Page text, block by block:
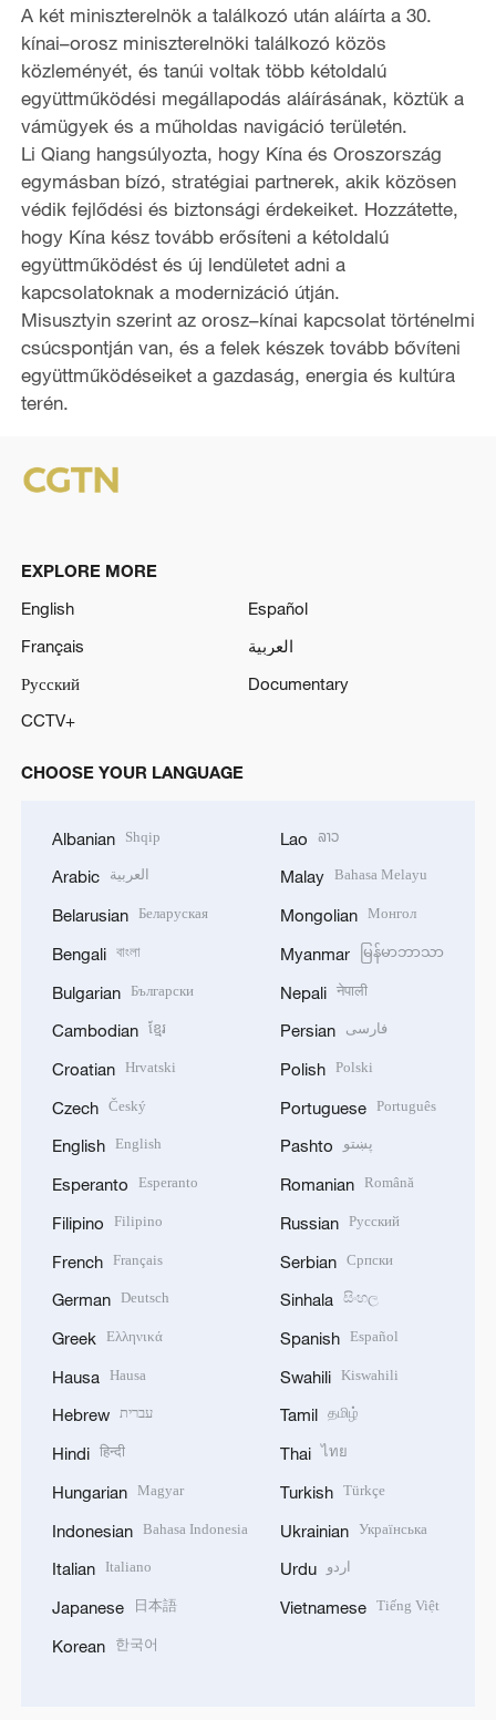
A két miniszterelnök a találkozó után aláírta a 30.
kínai–orosz miniszterelnöki találkozó közös
közleményét, és tanúi voltak több kétoldalú
együttműködési megállapodás aláírásának, köztük a
vámügyek és a műholdas navigáció területén.
Li Qiang hangsúlyozta, hogy Kína és Oroszország
egymásban bízó, stratégiai partnerek, akik közösen
védik fejlődési és biztonsági érdekeiket. Hozzátette,
hogy Kína kész tovább erősíteni a kétoldalú
együttműködést és új lendületet adni a
kapcsolatoknak a modernizáció útján.
Misusztyin szerint az orosz–kínai kapcsolat történelmi
csúcspontján van, és a felek készek tovább bővíteni
együttműködéseiket a gazdaság, energia és kultúra
terén.
EXPLORE MORE
English
Español
Français
العربية
Русский
Documentary
CCTV+
CHOOSE YOUR LANGUAGE
Albanian Shqip
Arabic العربية
Belarusian Беларуская
Bengali বাংলা
Bulgarian Български
Cambodian ខ្មែរ
Croatian Hrvatski
Czech Český
English English
Esperanto Esperanto
Filipino Filipino
French Français
German Deutsch
Greek Ελληνικά
Hausa Hausa
Hebrew עברית
Hindi हिन्दी
Hungarian Magyar
Indonesian Bahasa Indonesia
Italian Italiano
Japanese 日本語
Korean 한국어
Lao ລາວ
Malay Bahasa Melayu
Mongolian Монгол
Myanmar မြန်မာဘာသာ
Nepali नेपाली
Persian فارسی
Polish Polski
Portuguese Português
Pashto پښتو
Romanian Română
Russian Русский
Serbian Српски
Sinhala සිංහල
Spanish Español
Swahili Kiswahili
Tamil தமிழ்
Thai ไทย
Turkish Türkçe
Ukrainian Українська
Urdu اردو
Vietnamese Tiếng Việt